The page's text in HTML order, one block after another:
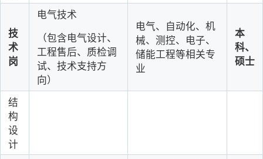
技
术
岗
电气技术
（包含电气设计、
工程售后、质检调
试、技术支持方
向）
电气、自动化、机
械、测控、电子、
储能工程等相关专
业
本
科、
硕士
结
构
设
计